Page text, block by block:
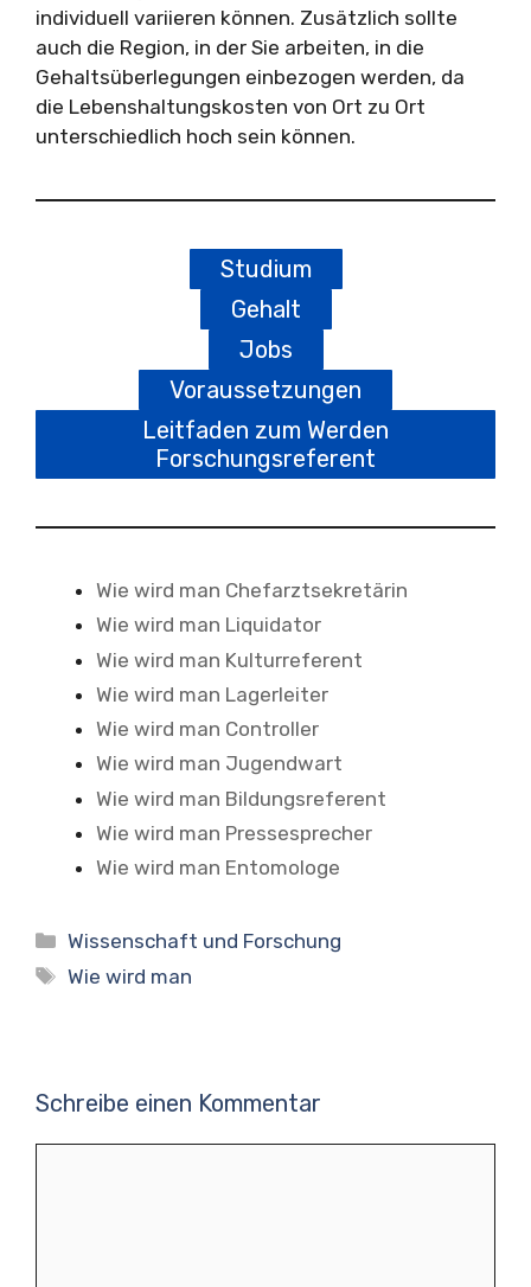
individuell variieren können. Zusätzlich sollte
auch die Region, in der Sie arbeiten, in die
Gehaltsüberlegungen einbezogen werden, da
die Lebenshaltungskosten von Ort zu Ort
unterschiedlich hoch sein können.
Studium
Gehalt
Jobs
Voraussetzungen
Leitfaden zum Werden
Forschungsreferent
Wie wird man Chefarztsekretärin
Wie wird man Liquidator
Wie wird man Kulturreferent
Wie wird man Lagerleiter
Wie wird man Controller
Wie wird man Jugendwart
Wie wird man Bildungsreferent
Wie wird man Pressesprecher
Wie wird man Entomologe
Kategorien
Wissenschaft und Forschung
Schlagwörter
Wie wird man
Schreibe einen Kommentar